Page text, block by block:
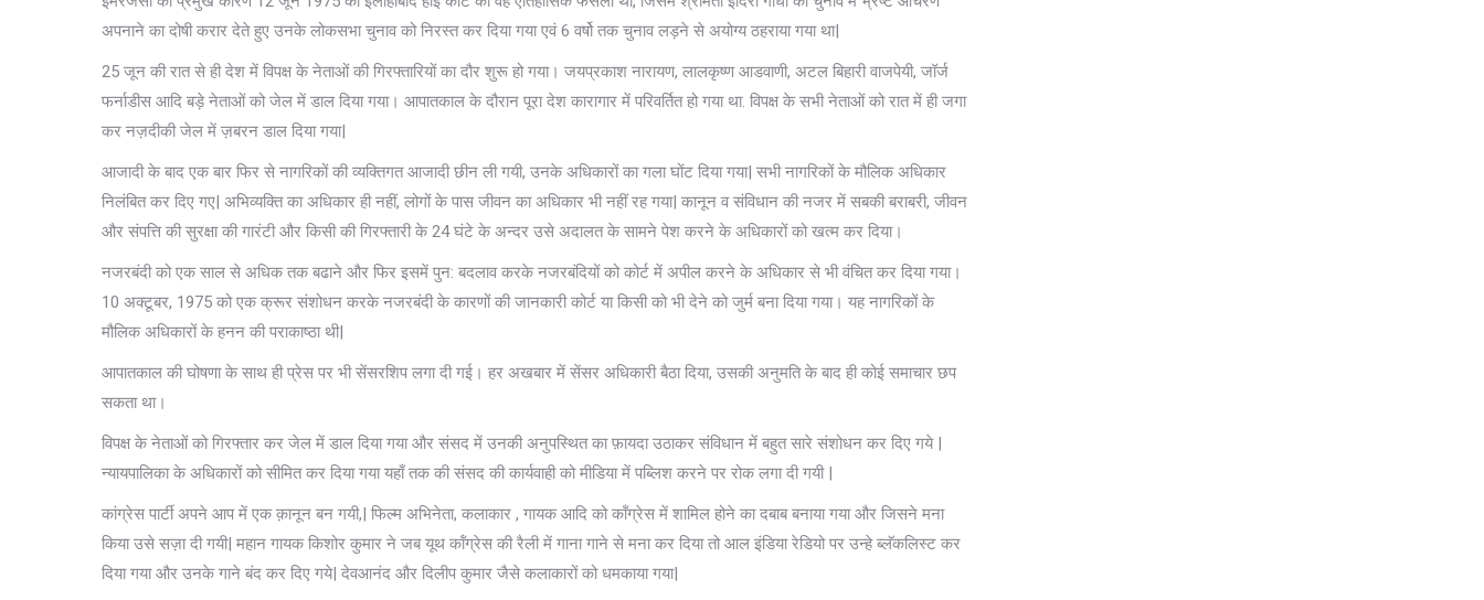
अपनाने का दोषी करार देते हुए उनके लोकसभा चुनाव को निरस्त कर दिया गया एवं 6 वर्षो तक चुनाव लड़ने से अयोग्य ठहराया गया था|
25 जून की रात से ही देश में विपक्ष के नेताओं की गिरफ्तारियों का दौर शुरू हो गया। जयप्रकाश नारायण, लालकृष्ण आडवाणी, अटल बिहारी वाजपेयी, जॉर्ज
फर्नाडीस आदि बड़े नेताओं को जेल में डाल दिया गया। आपातकाल के दौरान पूरा देश कारागार में परिवर्तित हो गया था. विपक्ष के सभी नेताओं को रात में ही जगा
कर नज़दीकी जेल में ज़बरन डाल दिया गया|
आजादी के बाद एक बार फिर से नागरिकों की व्यक्तिगत आजादी छीन ली गयी, उनके अधिकारों का गला घोंट दिया गया| सभी नागरिकों के मौलिक अधिकार
निलंबित कर दिए गए| अभिव्यक्ति का अधिकार ही नहीं, लोगों के पास जीवन का अधिकार भी नहीं रह गया| कानून व संविधान की नजर में सबकी बराबरी, जीवन
और संपत्ति की सुरक्षा की गारंटी और किसी की गिरफ्तारी के 24 घंटे के अन्दर उसे अदालत के सामने पेश करने के अधिकारों को खत्म कर दिया।
नजरबंदी को एक साल से अधिक तक बढाने और फिर इसमें पुन: बदलाव करके नजरबंदियों को कोर्ट में अपील करने के अधिकार से भी वंचित कर दिया गया।
10 अक्टूबर, 1975 को एक क्रूर संशोधन करके नजरबंदी के कारणों की जानकारी कोर्ट या किसी को भी देने को जुर्म बना दिया गया। यह नागरिकों के
मौलिक अधिकारों के हनन की पराकाष्ठा थी|
आपातकाल की घोषणा के साथ ही प्रेस पर भी सेंसरशिप लगा दी गई। हर अखबार में सेंसर अधिकारी बैठा दिया, उसकी अनुमति के बाद ही कोई समाचार छप
सकता था।
विपक्ष के नेताओं को गिरफ्तार कर जेल में डाल दिया गया और संसद में उनकी अनुपस्थित का फ़ायदा उठाकर संविधान में बहुत सारे संशोधन कर दिए गये |
न्यायपालिका के अधिकारों को सीमित कर दिया गया यहाँ तक की संसद की कार्यवाही को मीडिया में पब्लिश करने पर रोक लगा दी गयी |
कांग्रेस पार्टी अपने आप में एक क़ानून बन गयी,| फिल्म अभिनेता, कलाकार , गायक आदि को कॉंग्रेस में शामिल होने का दबाब बनाया गया और जिसने मना
किया उसे सज़ा दी गयी| महान गायक किशोर कुमार ने जब यूथ कॉंग्रेस की रैली में गाना गाने से मना कर दिया तो आल इंडिया रेडियो पर उन्हे ब्लॅकलिस्ट कर
दिया गया और उनके गाने बंद कर दिए गये| देवआनंद और दिलीप कुमार जैसे कलाकारों को धमकाया गया|